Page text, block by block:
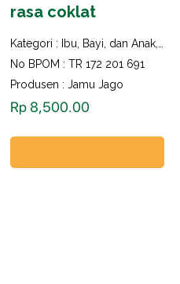
rasa coklat
Kategori : Ibu, Bayi, dan Anak
No BPOM : TR 172 201 691
Produsen : Jamu Jago
Rp8,500.00